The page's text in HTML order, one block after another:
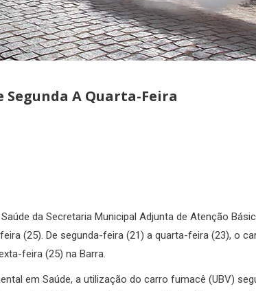
Segunda A Quarta-Feira
da Secretaria Municipal Adjunta de Atenção
(25). De segunda-feira (21) a quarta-feira (23), o
feira (25) na Barra.
em Saúde, a utilização do carro fumacê (UBV)